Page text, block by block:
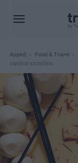
Αρχική Food & Travel
υψηλού επιπέδου